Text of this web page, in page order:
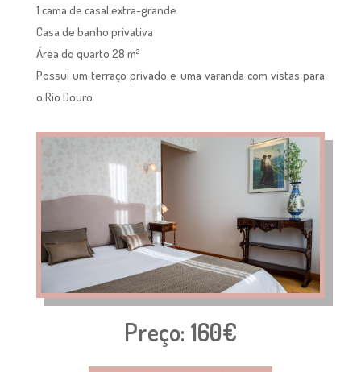
1 cama de casal extra-grande
Casa de banho privativa
Área do quarto 28 m²
Possui um terraço privado e uma varanda com vistas para
o Rio Douro
Preço: 160€